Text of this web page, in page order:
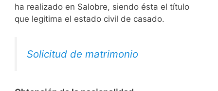
ha realizado en Salobre, siendo ésta el título
que legitima el estado civil de casado.
Solicitud de matrimonio